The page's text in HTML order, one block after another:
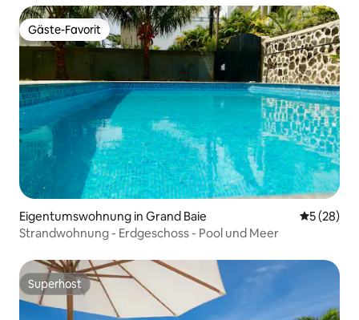
Gäste-Favorit
Gäste-Favorit
Eigentumswohnung in Grand Baie
5 (28)
Strandwohnung - Erdgeschoss - Pool und Meer
Superhost
Superhost